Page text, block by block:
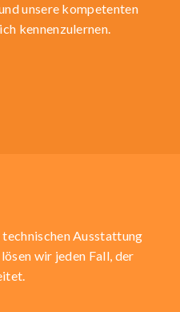
unsere kompetenten
kennenzulernen.
Ausstattung
wir jeden Fall, der